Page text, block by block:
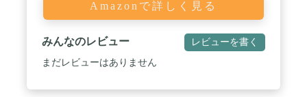
Amazonで詳しく見る
みんなのレビュー レビューを書く
まだレビューはありません